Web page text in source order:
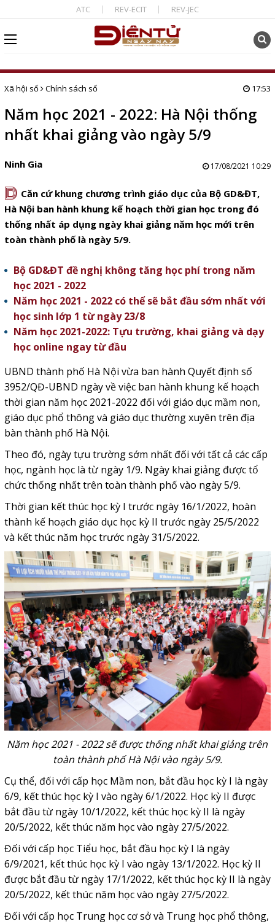
ATC REV-ECIT REV-JEC
Xã hội số Chính sách số 17:53
Năm học 2021 - 2022: Hà Nội thống
nhất khai giảng vào ngày 5/9
Ninh Gia 17/08/2021 10:29
D Căn cứ khung chương trình giáo dục của Bộ GD&ĐT,
Hà Nội ban hành khung kế hoạch thời gian học trong đó
thống nhất áp dụng ngày khai giảng năm học mới trên
toàn thành phố là ngày 5/9.
Bộ GD&ĐT đề nghị không tăng học phí trong năm
học 2021 - 2022
Năm học 2021 - 2022 có thể sẽ bắt đầu sớm nhất với
học sinh lớp 1 từ ngày 23/8
Năm học 2021-2022: Tựu trường, khai giảng và dạy
học online ngay từ đầu
UBND thành phố Hà Nội vừa ban hành Quyết định số
3952/QĐ-UBND ngày về việc ban hành khung kế hoạch
thời gian năm học 2021-2022 đối với giáo dục mầm non,
giáo dục phổ thông và giáo dục thường xuyên trên địa
bàn thành phố Hà Nội.
Theo đó, ngày tựu trường sớm nhất đối với tất cả các cấp
học, ngành học là từ ngày 1/9. Ngày khai giảng được tổ
chức thống nhất trên toàn thành phố vào ngày 5/9.
Thời gian kết thúc học kỳ I trước ngày 16/1/2022, hoàn
thành kế hoạch giáo dục học kỳ II trước ngày 25/5/2022
và kết thúc năm học trước ngày 31/5/2022.
Năm học 2021 - 2022 sẽ được thống nhất khai giảng trên
toàn thành phố Hà Nội vào ngày 5/9.
Cụ thể, đối với cấp học Mầm non, bắt đầu học kỳ I là ngày
6/9, kết thúc học kỳ I vào ngày 6/1/2022. Học kỳ II được
bắt đầu từ ngày 10/1/2022, kết thúc học kỳ II là ngày
20/5/2022, kết thúc năm học vào ngày 27/5/2022.
Đối với cấp học Tiểu học, bắt đầu học kỳ I là ngày
6/9/2021, kết thúc học kỳ I vào ngày 13/1/2022. Học kỳ II
được bắt đầu từ ngày 17/1/2022, kết thúc học kỳ II là ngày
20/5/2022, kết thúc năm học vào ngày 27/5/2022.
Đối với cấp học Trung học cơ sở và Trung học phổ thông,